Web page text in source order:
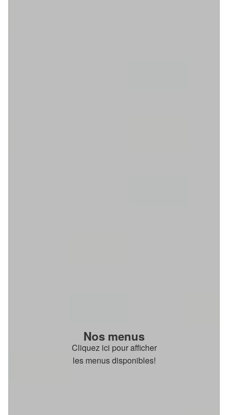
Nos menus
Cliquez ici pour afficher
les menus disponibles!